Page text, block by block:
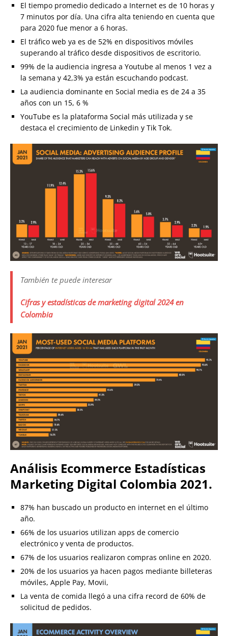
El tiempo promedio dedicado a Internet es de 10 horas y
7 minutos por día. Una cifra alta teniendo en cuenta que
para 2020 fue menor a 6 horas.
El tráfico web ya es de 52% en dispositivos móviles
superando al tráfico desde dispositivos de escritorio.
99% de la audiencia ingresa a Youtube al menos 1 vez a
la semana y 42,3% ya están escuchando podcast.
La audiencia dominante en Social media es de 24 a 35
años con un 15, 6 %
YouTube es la plataforma Social más utilizada y se
destaca el crecimiento de Linkedin y Tik Tok.
También te puede interesar
Cifras y estadísticas de marketing digital 2024 en
Colombia
Análisis Ecommerce Estadísticas
Marketing Digital Colombia 2021.
87% han buscado un producto en internet en el último
año.
66% de los usuarios utilizan apps de comercio
electrónico y venta de productos.
67% de los usuarios realizaron compras online en 2020.
20% de los usuarios ya hacen pagos mediante billeteras
móviles, Apple Pay, Movii,
La venta de comida llegó a una cifra record de 60% de
solicitud de pedidos.